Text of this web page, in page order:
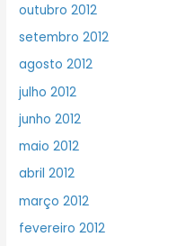
outubro 2012
setembro 2012
agosto 2012
julho 2012
junho 2012
maio 2012
abril 2012
março 2012
fevereiro 2012